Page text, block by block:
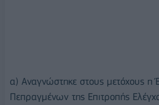
α) Αναγνώστηκε στους μετόχους η
Πεπραγμένων της Επιτροπής